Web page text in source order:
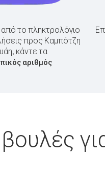
το πληκτρολόγιο
προς Καμπότζη
κάντε τα
αριθμός